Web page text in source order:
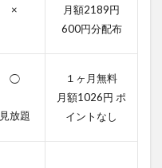
×
月額2189円
600円分配布
◯
見放題
１ヶ月無料
月額1026円 ポ
イントなし